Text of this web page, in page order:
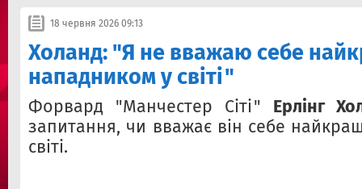
18 червня 2026 09:13
Холанд: "Я не вважаю себе
нападником у світі"
Форвард "Манчестер Сіті" Ерлінг
запитання, чи вважає він себе
світі.